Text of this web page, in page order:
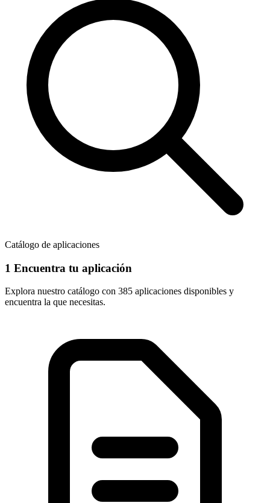
Catálogo de aplicaciones
1 Encuentra tu aplicación
Explora nuestro catálogo con 385 aplicaciones disponibles y
encuentra la que necesitas.